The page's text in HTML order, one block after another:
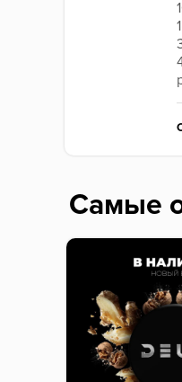
Самые